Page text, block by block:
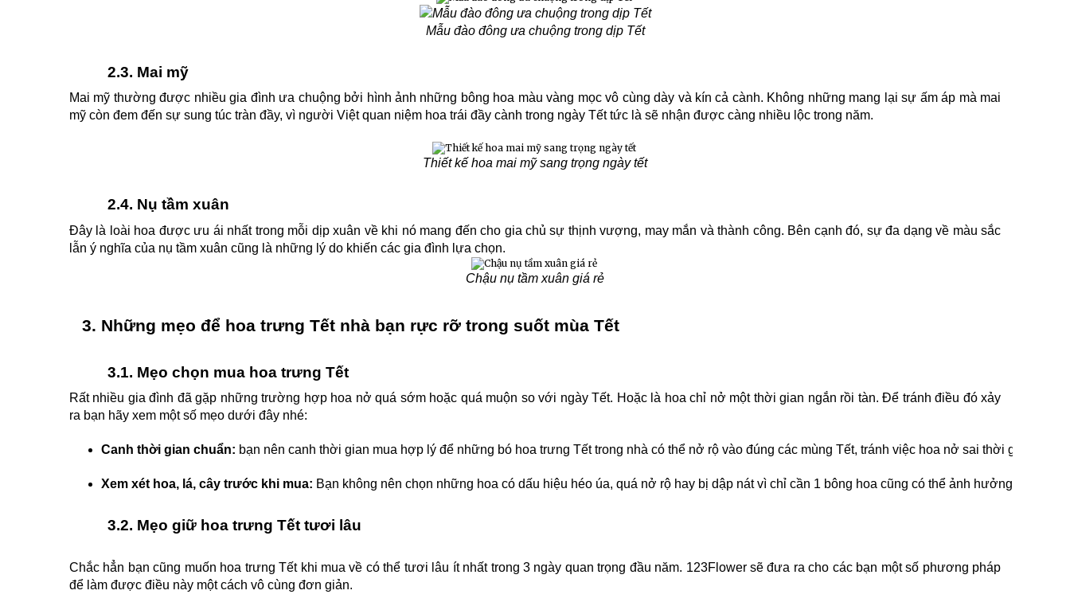
Mẫu đào đông ưa chuộng trong dịp Tết
2.3. Mai mỹ
Mai mỹ thường được nhiều gia đình ưa chuộng bởi hình ảnh những bông hoa màu vàng mọc vô cùng dày và kín cả cành. Không những mang lại sự ấm áp mà mai
mỹ còn đem đến sự sung túc tràn đầy, vì người Việt quan niệm hoa trái đầy cành trong ngày Tết tức là sẽ nhận được càng nhiều lộc trong năm.
Thiết kế hoa mai mỹ sang trọng ngày tết
2.4. Nụ tầm xuân
Đây là loài hoa được ưu ái nhất trong mỗi dịp xuân về khi nó mang đến cho gia chủ sự thịnh vượng, may mắn và thành công. Bên cạnh đó, sự đa dạng về màu sắc
lẫn ý nghĩa của nụ tầm xuân cũng là những lý do khiến các gia đình lựa chọn.
Chậu nụ tầm xuân giá rẻ
Những mẹo để hoa trưng Tết nhà bạn rực rỡ trong suốt mùa Tết
3.1. Mẹo chọn mua hoa trưng Tết
Rất nhiều gia đình đã gặp những trường hợp hoa nở quá sớm hoặc quá muộn so với ngày Tết. Hoặc là hoa chỉ nở một thời gian ngắn rồi tàn. Để tránh điều đó xảy
ra bạn hãy xem một số mẹo dưới đây nhé:
Canh thời gian chuẩn: bạn nên canh thời gian mua hợp lý để những bó hoa trưng Tết trong nhà có thể nở rộ vào đúng các mùng Tết, tránh việc hoa nở sai thời gian sẽ
Xem xét hoa, lá, cây trước khi mua: Bạn không nên chọn những hoa có dấu hiệu héo úa, quá nở rộ hay bị dập nát vì chỉ cần 1 bông hoa cũng có thể ảnh hưởng đến cả
3.2. Mẹo giữ hoa trưng Tết tươi lâu
Chắc hẳn bạn cũng muốn hoa trưng Tết khi mua về có thể tươi lâu ít nhất trong 3 ngày quan trọng đầu năm. 123Flower sẽ đưa ra cho các bạn một số phương pháp
để làm được điều này một cách vô cùng đơn giản.